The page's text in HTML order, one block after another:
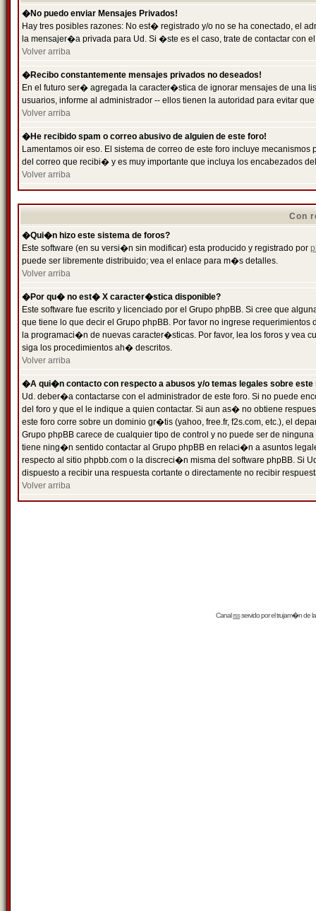
�No puedo enviar Mensajes Privados!
Hay tres posibles razones: No est� registrado y/o no se ha conectado, el
la mensajer�a privada para Ud. Si �ste es el caso, trate de contactar con
Volver arriba
�Recibo constantemente mensajes privados no deseados!
En el futuro ser� agregada la caracter�stica de ignorar mensajes de una
usuarios, informe al administrador -- ellos tienen la autoridad para evitar
Volver arriba
�He recibido spam o correo abusivo de alguien de este foro!
Lamentamos oir eso. El sistema de correo de este foro incluye
del correo que recibi� y es muy importante que incluya los encabezados
Volver arriba
Con
�Qui�n hizo este sistema de foros?
Este software (en su versi�n sin modificar) esta producido y registrado por
puede ser libremente distribuido; vea el enlace para m�s detalles.
Volver arriba
�Por qu� no est� X caracter�stica disponible?
Este software fue escrito y licenciado por el Grupo phpBB. Si cree que
que tiene lo que decir el Grupo phpBB. Por favor no ingrese
la programaci�n de nuevas caracter�sticas. Por favor, lea los foros y vea
siga los procedimientos ah� descritos.
Volver arriba
�A qui�n contacto con respecto a abusos y/o temas legales sobre este
Ud. deber�a contactarse con el administrador de este foro. Si no puede
del foro y que el le indique a quien contactar. Si aun as� no obtiene
este foro corre sobre un dominio gr�tis (yahoo, free.fr, f2s.com, etc.), el
Grupo phpBB carece de cualquier tipo de control y no puede ser de
tiene ning�n sentido contactar al Grupo phpBB en relaci�n a asuntos
respecto al sitio phpbb.com o la discreci�n misma del software phpBB. Si
dispuesto a recibir una respuesta cortante o directamente no recibir
Volver arriba
Canalrssservido por eltrujam�nde